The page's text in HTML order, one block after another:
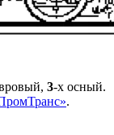
3-х осный.
.